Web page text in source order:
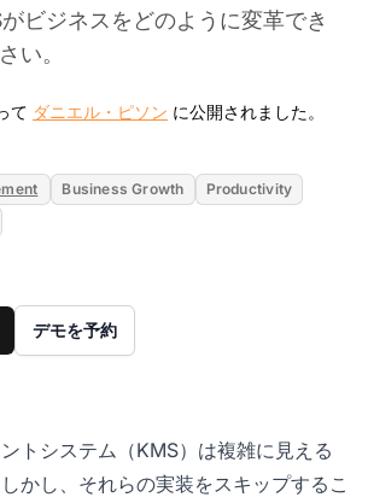
ビジネスをどのように変革でき
い。
て ダニエル・ピソン に公開されました。
Business Growth
Productivity
デモを予約
トシステム（KMS）は複雑に見える
かし、それらの実装をスキップするこ